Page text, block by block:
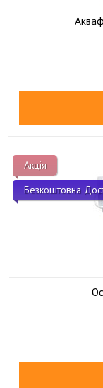
Акція
Безкоштовна